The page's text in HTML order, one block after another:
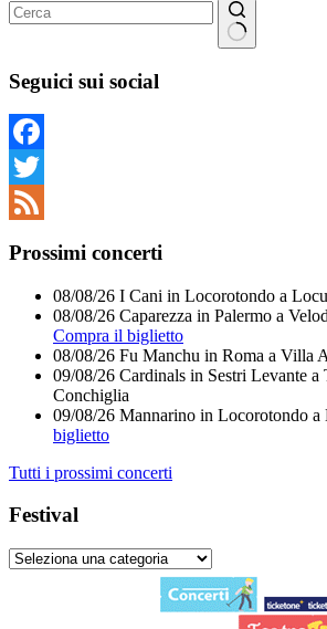
risultato
Seguici sui social
Facebook
Twitter
Prossimi concerti
08/08/26 I Cani in Locorotondo a
08/08/26 Caparezza in Palermo a
Compra il biglietto
08/08/26 Fu Manchu in Roma a Villa
09/08/26 Cardinals in Sestri Levante a
Conchiglia
09/08/26 Mannarino in Locorotondo a
biglietto
Tutti i prossimi concerti
Festival